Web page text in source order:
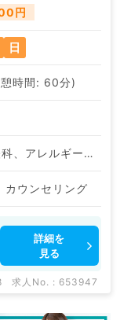
円
日
時間: 60分)
神経内科、精神科、神経科、アレルギー科、リウマチ科、小児科、整形外科、形成外科、美容外科、脳神経外科、呼吸器外科、心臓血管外科、小児外科、皮膚科、泌尿器科、産婦人科、産科、婦人科、眼科、耳鼻咽喉科、気管食道科、放射線科、リハビリテーション科、麻酔科、ペインクリニック、人工透析科、緩和ケア科、一般内科、循環器内科、消化器内科、内分泌・代謝内科、腎臓内科、老年内科、外科系全般、一般外科、消化器外科、乳腺外科、総合診療科、美容皮膚科、健診・人間ドック、救急科・ＩＣＵ、病理科、基礎医学系、膠原病科、スポーツ整形外科、大腸・肛門外科、その他、脊髄・脊椎外科、科目不問
カウンセリング
詳細を
見る
求人No. : 653947